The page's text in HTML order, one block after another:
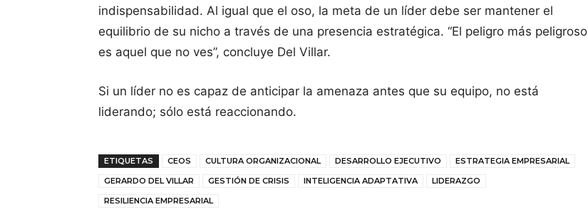
indispensabilidad. Al igual que el oso, la meta de un líder debe ser mantener el
equilibrio de su nicho a través de una presencia estratégica. “El peligro más peligroso
es aquel que no ves”, concluye Del Villar.
Si un líder no es capaz de anticipar la amenaza antes que su equipo, no está
liderando; sólo está reaccionando.
ETIQUETAS CEOS CULTURA ORGANIZACIONAL DESARROLLO EJECUTIVO
ESTRATEGIA EMPRESARIAL
GERARDO DEL VILLAR
GESTIÓN DE CRISIS INTELIGENCIA ADAPTATIVA
LIDERAZGO
RESILIENCIA EMPRESARIAL